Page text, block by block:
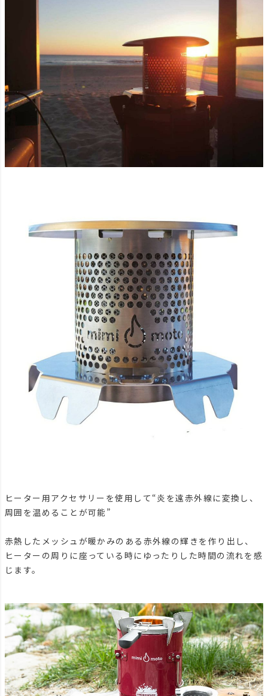
ヒーター用アクセサリーを使用して“炎を遠赤外線に変換し、
周囲を温めることが可能”
赤熱したメッシュが暖かみのある赤外線の輝きを作り出し、
ヒーターの周りに座っている時にゆったりした時間の流れを感
じます。